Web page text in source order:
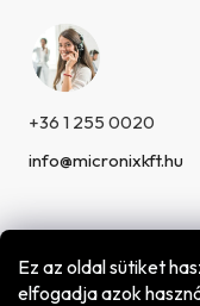
Ez az oldal sütiket
elfogadja azok
+36 1 255 0020
info@micronixkft.hu